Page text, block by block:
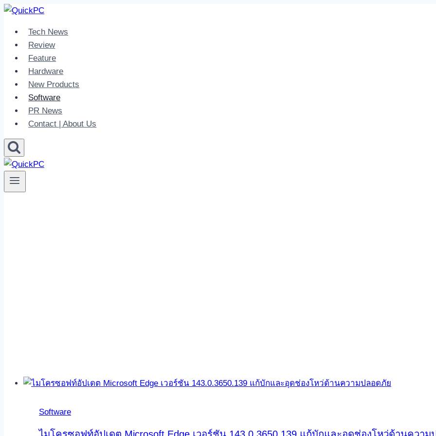
Skip
contentTech News
Review
Feature
Hardware
New Products
Software
PR News
Contact | About Us
Software